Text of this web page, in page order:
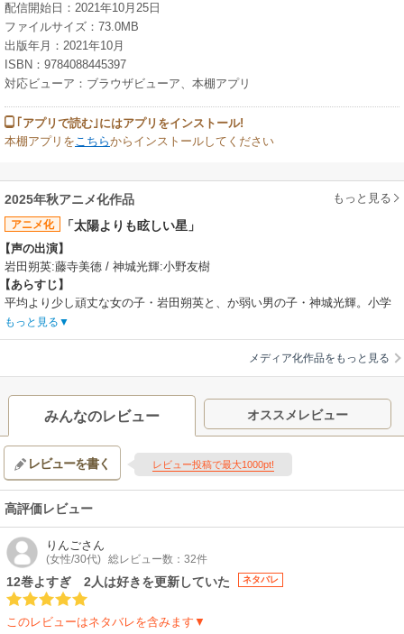
配信開始日：2021年10月25日
ファイルサイズ：73.0MB
出版年月：2021年10月
ISBN：9784088445397
対応ビューア：ブラウザビューア、本棚アプリ
｢アプリで読む｣にはアプリをインストール!
本棚アプリを こちらからインストールしてください
2025年秋アニメ化作品 もっと見る
アニメ化 「太陽よりも眩しい星」
声の出演】
岩田朔英:藤寺美徳 / 神城光輝:小野友樹
あらすじ】
平均より少し頑丈な女の子・岩田朔英と、か弱い男の子・神城光輝。小学
生の頃、神城の笑顔にひとめぼれした朔英だったが、細くて小さかった神
城は、中学生になると、爽やかイケメンに成長。遠い存在になってしまっ
た。そんな中、中学最後の体育祭で一緒になり、心の奥にしまってきた初
恋が動き出す。どんなに遠くなっても、私の眩しい星はずっと君――。き
らめく初恋ストーリーが始まる！
制作会社】
スタッフ情報】
原作:河原和音（「別冊マーガレット」集英社刊）
監督:小林彩
シリーズ構成:中西やすひろ / キャラクターデザイン: 曾錦峰 / 音楽:田渕夏
海、櫻井美希
関連リンク】
公式サイト「太陽よりも眩しい星」
もっと見る
メディア化作品をもっと見る
みんなのレビュー オススメレビュー
レビューを書く レビュー投稿で最大1000pt!
高評価レビュー
りんごさん
(女性/30代) 総レビュー数：32件
12巻よすぎ 2人は好きを更新していた ネタバレ
このレビューはネタバレを含みます▼